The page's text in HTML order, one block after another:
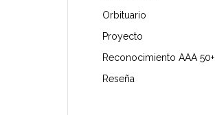
Orbituario
Proyecto
Reconocimiento AAA 50+
Reseña